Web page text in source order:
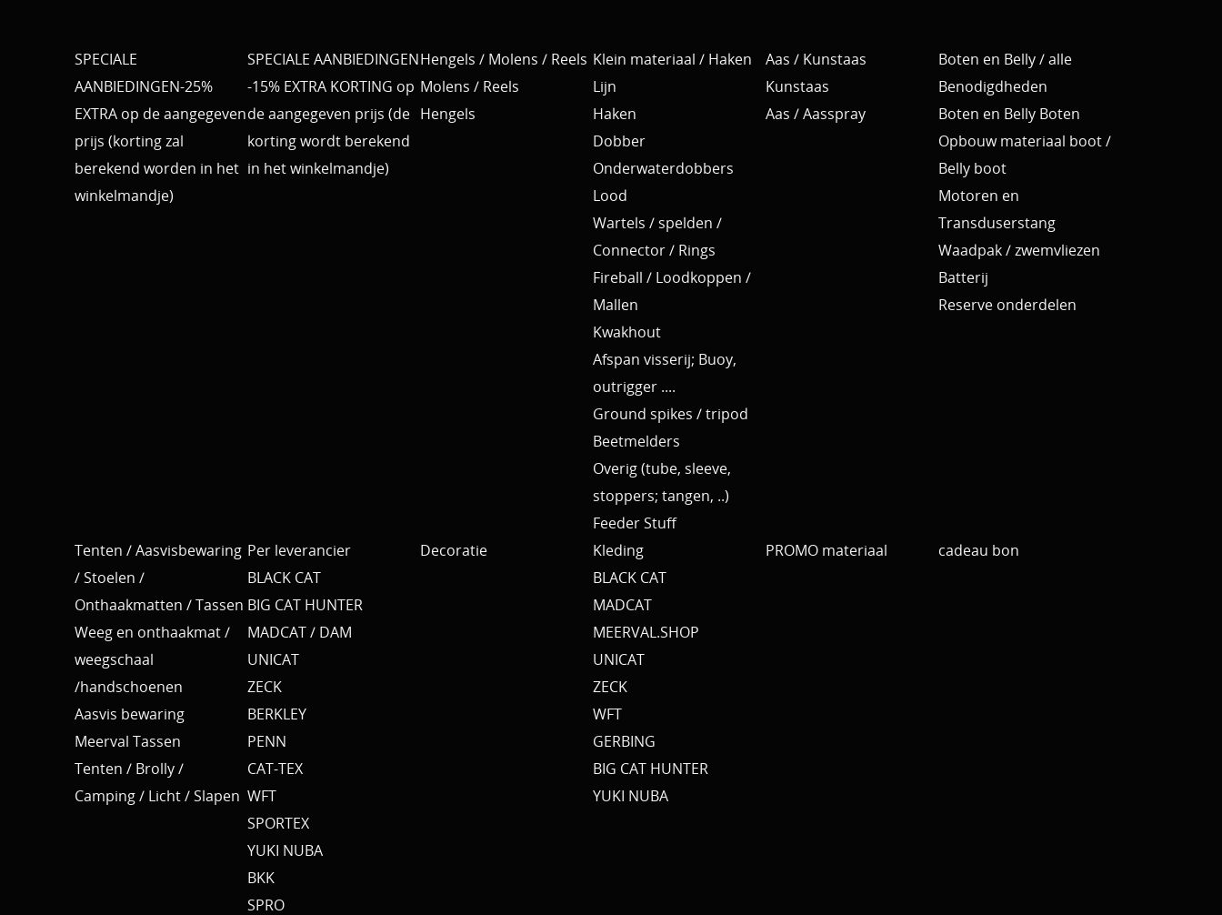
SPECIALE
AANBIEDINGEN-25%
EXTRA op de aangegeven
prijs (korting zal
berekend worden in het
winkelmandje)
SPECIALE AANBIEDINGEN
-15% EXTRA KORTING op
de aangegeven prijs (de
korting wordt berekend
in het winkelmandje)
Hengels / Molens / Reels
Molens / Reels
Hengels
Klein materiaal / Haken
Lijn
Haken
Dobber
Onderwaterdobbers
Lood
Wartels / spelden /
Connector / Rings
Fireball / Loodkoppen /
Mallen
Kwakhout
Afspan visserij; Buoy,
outrigger ....
Ground spikes / tripod
Beetmelders
Overig (tube, sleeve,
stoppers; tangen, ..)
Feeder Stuff
Aas / Kunstaas
Kunstaas
Aas / Aasspray
Boten en Belly / alle
Benodigdheden
Boten en Belly Boten
Opbouw materiaal boot /
Belly boot
Motoren en
Transduserstang
Waadpak / zwemvliezen
Batterij
Reserve onderdelen
Tenten / Aasvisbewaring
/ Stoelen /
Onthaakmatten / Tassen
Weeg en onthaakmat /
weegschaal
/handschoenen
Aasvis bewaring
Meerval Tassen
Tenten / Brolly /
Camping / Licht / Slapen
Per leverancier
BLACK CAT
BIG CAT HUNTER
MADCAT / DAM
UNICAT
ZECK
BERKLEY
PENN
CAT-TEX
WFT
SPORTEX
YUKI NUBA
BKK
SPRO
Decoratie
Kleding
BLACK CAT
MADCAT
MEERVAL.SHOP
UNICAT
ZECK
WFT
GERBING
BIG CAT HUNTER
YUKI NUBA
PROMO materiaal cadeau bon